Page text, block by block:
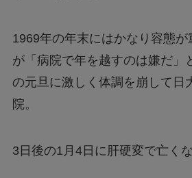
1969年の年末にはかなり容態
が「病院で年を越すのは嫌だ」
の元旦に激しく体調を崩して日
院。
3日後の1月4日に肝硬変で亡くな